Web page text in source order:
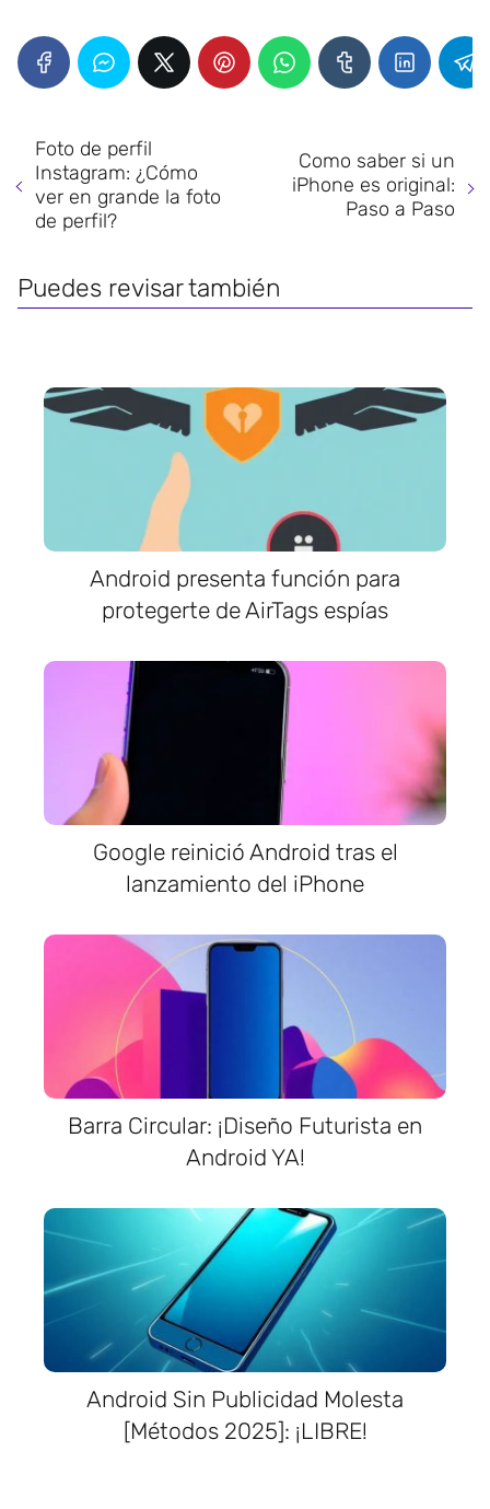
Foto de perfil
Instagram: ¿Cómo
ver en grande la foto
de perfil?
Como saber si un
iPhone es original:
Paso a Paso
Puedes revisar también
Android presenta función para
protegerte de AirTags espías
Google reinició Android tras el
lanzamiento del iPhone
Barra Circular: ¡Diseño Futurista en
Android YA!
Android Sin Publicidad Molesta
[Métodos 2025]: ¡LIBRE!